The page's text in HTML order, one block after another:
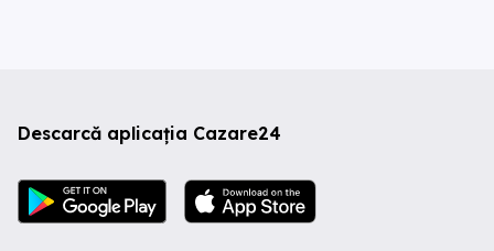
Descarcă aplicația Cazare24